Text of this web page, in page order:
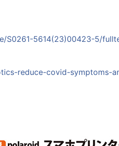
S0261-5614(23)00423-5/
reduce-covid-symptoms-